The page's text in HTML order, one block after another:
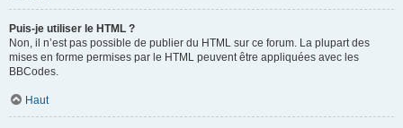
Puis-je utiliser le HTML ?
Non, il n’est pas possible de publier du HTML sur ce forum. La plupart des
mises en forme permises par le HTML peuvent être appliquées avec les
BBCodes.
Haut